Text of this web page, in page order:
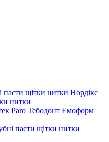
Нордікс
нитки
Тебодонт Емоформ